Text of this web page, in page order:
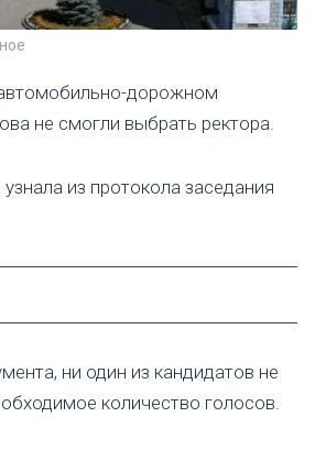
дорожном
не смогли выбрать ректора.
из протокола заседания
ни один из кандидатов не
количество голосов.